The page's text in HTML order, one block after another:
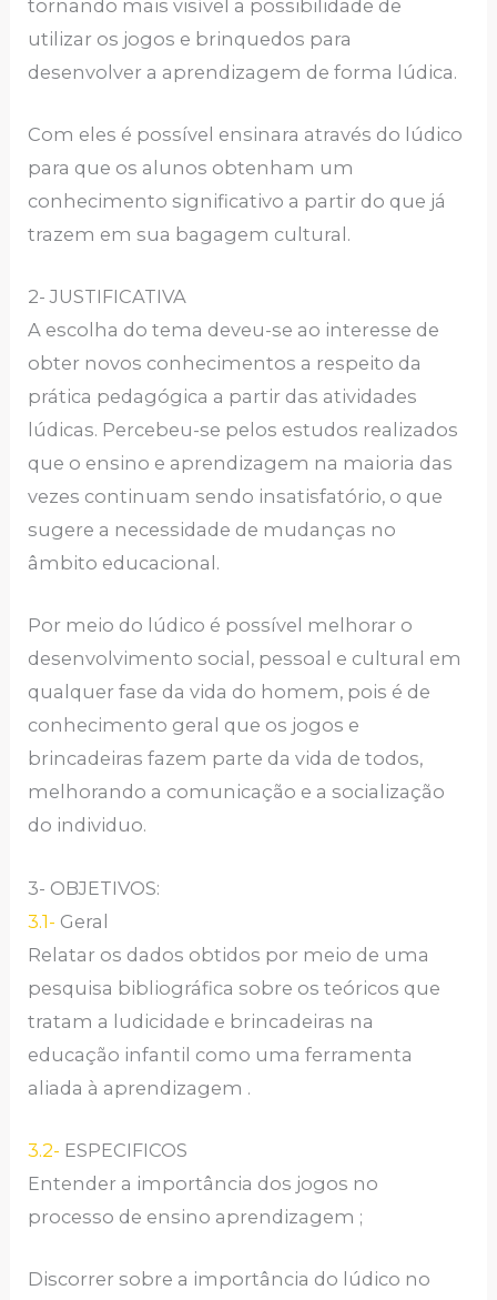
tornando mais visível a possibilidade de
utilizar os jogos e brinquedos para
desenvolver a aprendizagem de forma lúdica.
Com eles é possível ensinara através do lúdico
para que os alunos obtenham um
conhecimento significativo a partir do que já
trazem em sua bagagem cultural.
2- JUSTIFICATIVA
A escolha do tema deveu-se ao interesse de
obter novos conhecimentos a respeito da
prática pedagógica a partir das atividades
lúdicas. Percebeu-se pelos estudos realizados
que o ensino e aprendizagem na maioria das
vezes continuam sendo insatisfatório, o que
sugere a necessidade de mudanças no
âmbito educacional.
Por meio do lúdico é possível melhorar o
desenvolvimento social, pessoal e cultural em
qualquer fase da vida do homem, pois é de
conhecimento geral que os jogos e
brincadeiras fazem parte da vida de todos,
melhorando a comunicação e a socialização
do individuo.
3- OBJETIVOS:
3.1- Geral
Relatar os dados obtidos por meio de uma
pesquisa bibliográfica sobre os teóricos que
tratam a ludicidade e brincadeiras na
educação infantil como uma ferramenta
aliada à aprendizagem .
3.2- ESPECIFICOS
Entender a importância dos jogos no
processo de ensino aprendizagem ;
Discorrer sobre a importância do lúdico no